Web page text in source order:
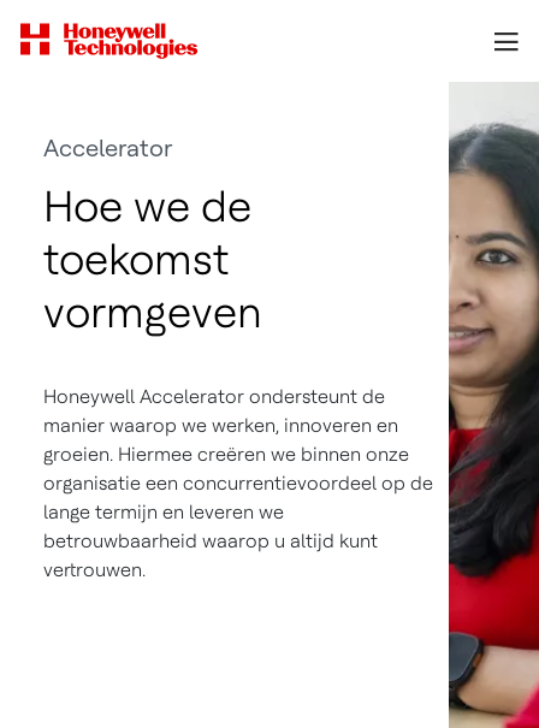
Accelerator
Hoe we de
toekomst
vormgeven
Honeywell Accelerator ondersteunt de
manier waarop we werken, innoveren en
groeien. Hiermee creëren we binnen onze
organisatie een concurrentievoordeel op de
lange termijn en leveren we
betrouwbaarheid waarop u altijd kunt
vertrouwen.